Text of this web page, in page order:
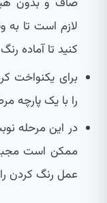
لازم است تا به
کنید تا آماده
برای
را با یک پارچه
در این مرحله
ممکن است
عمل رنگ کردن